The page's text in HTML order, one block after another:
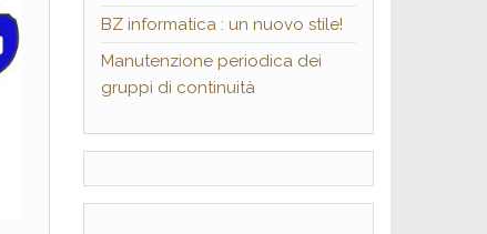
BZ informatica : un nuovo stile!
Manutenzione periodica dei
gruppi di continuità